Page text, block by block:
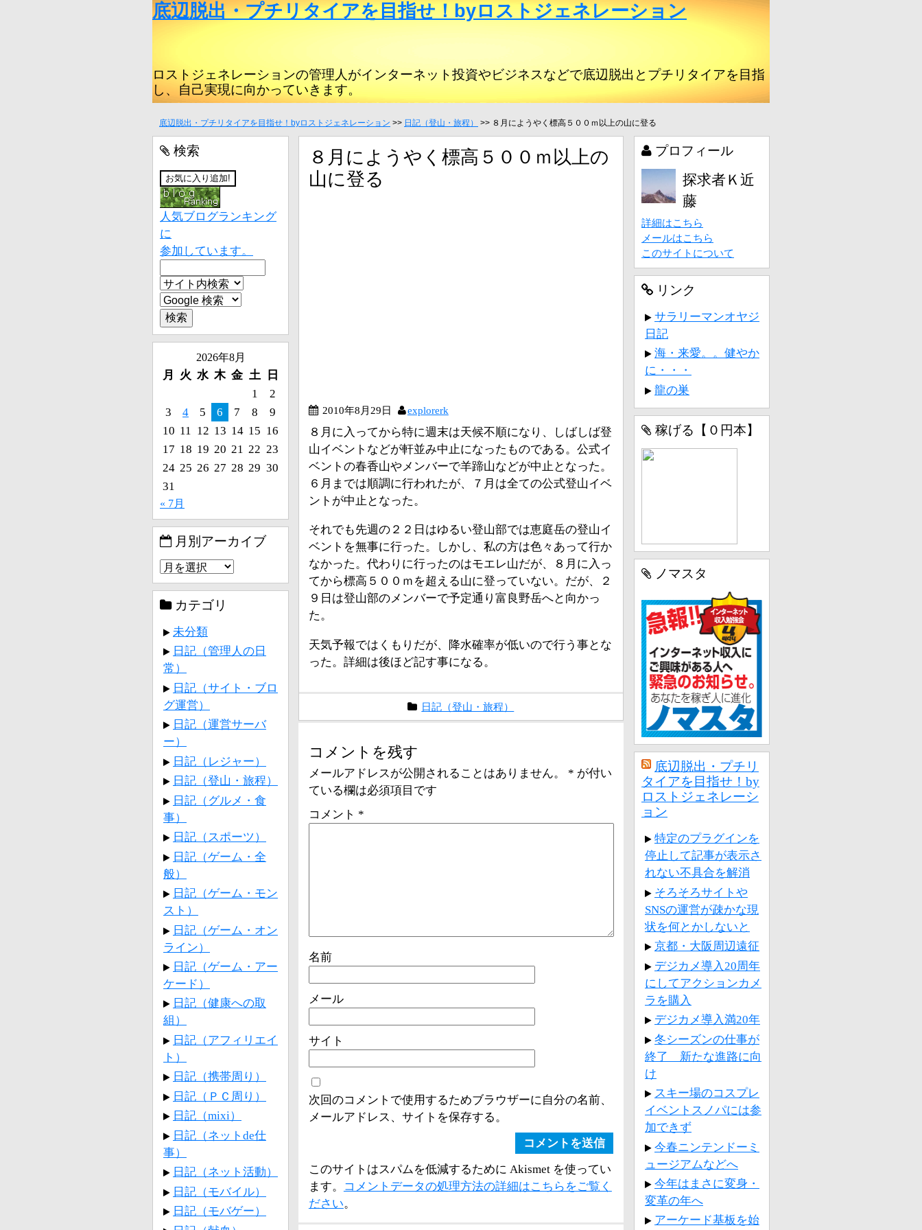
底辺脱出・プチリタイアを目指せ！byロストジェネレーション
ロストジェネレーションの管理人がインターネット投資やビジネスなどで底辺脱出とプチリタイアを目指
し、自己実現に向かっていきます。
底辺脱出・プチリタイアを目指せ！byロストジェネレーション >> 日記（登山・旅程） >> ８月にようやく標高５００ｍ以上の山に登る
８月にようやく標高５００ｍ以上の
山に登る
2010年8月29日 explorerk
８月に入ってから特に週末は天候不順になり、しばしば登
山イベントなどが軒並み中止になったものである。公式イ
ベントの春香山やメンバーで羊蹄山などが中止となった。
６月までは順調に行われたが、７月は全ての公式登山イベ
ントが中止となった。
それでも先週の２２日はゆるい登山部では恵庭岳の登山イ
ベントを無事に行った。しかし、私の方は色々あって行か
なかった。代わりに行ったのはモエレ山だが、８月に入っ
てから標高５００ｍを超える山に登っていない。だが、２
９日は登山部のメンバーで予定通り富良野岳へと向かっ
た。
天気予報ではくもりだが、降水確率が低いので行う事とな
った。詳細は後ほど記す事になる。
日記（登山・旅程）
コメントを残す
メールアドレスが公開されることはありません。 * が付い
ている欄は必須項目です
コメント *
名前
メール
サイト
次回のコメントで使用するためブラウザーに自分の名前、
メールアドレス、サイトを保存する。
このサイトはスパムを低減するために Akismet を使ってい
ます。
コメントデータの処理方法の詳細はこちらをご覧く
ださい。
検索
人気ブログランキング
に
参加しています。
2026年8月
月 火 水 木 金 土
日
1
2
3
4 5 6 7 8
9
10 11 12 13 14 15 16
17 18 19 20 21 22 23
24 25 26 27 28 29 30
31
« 7月
月別アーカイブ
カテゴリ
未分類
日記（管理人の日
常）
日記（サイト・ブロ
グ運営）
日記（運営サーバ
ー）
日記（レジャー）
日記（登山・旅程）
日記（グルメ・食
事）
日記（スポーツ）
日記（ゲーム・全
般）
日記（ゲーム・モン
スト）
日記（ゲーム・オン
ライン）
日記（ゲーム・アー
ケード）
日記（健康への取
組）
日記（アフィリエイ
ト）
日記（携帯周り）
日記（ＰＣ周り）
日記（mixi）
日記（ネットde仕
事）
日記（ネット活動）
日記（モバイル）
日記（モバゲー）
プロフィール
探求者Ｋ近
藤
詳細はこちら
メールはこちら
このサイトについて
リンク
サラリーマンオヤジ
日記
海・来愛。。健やか
に・・・
龍の巣
稼げる【０円本】
ノマスタ
底辺脱出・プチリ
タイアを目指せ！by
ロストジェネレーシ
ョン
特定のプラグインを
停止して記事が表示さ
れない不具合を解消
そろそろサイトや
SNSの運営が疎かな現
状を何とかしないと
京都・大阪周辺遠征
デジカメ導入20周年
にしてアクションカメ
ラを購入
デジカメ導入満20年
冬シーズンの仕事が
終了 新たな進路に向
け
スキー場のコスプレ
イベントスノパには参
加できず
今春ニンテンドーミ
ュージアムなどへ
今年はまさに変身・
変革の年へ
アーケード基板を始